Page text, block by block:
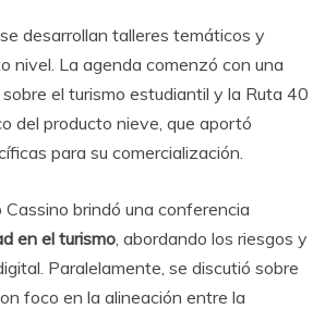
desarrollan talleres temáticos y
nivel. La agenda comenzó con una
el turismo estudiantil y la Ruta 40
del producto nieve, que aportó
para su comercialización.
brindó una conferencia
en el turismo , abordando los riesgos y
Paralelamente, se discutió sobre
foco en la alineación entre la